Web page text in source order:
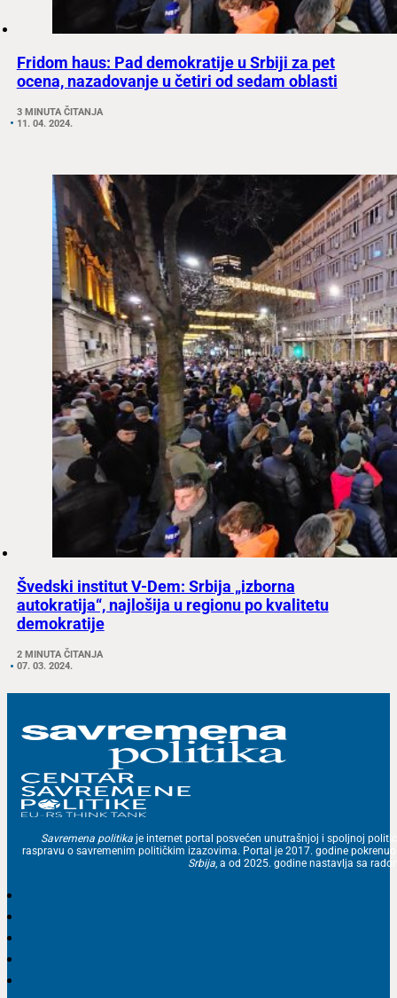
Fridom haus: Pad demokratije u Srbiji za pet
ocena, nazadovanje u četiri od sedam oblasti
3 MINUTA ČITANJA
11. 04. 2024.
Švedski institut V-Dem: Srbija „izborna
autokratija“, najlošija u regionu po kvalitetu
demokratije
2 MINUTA ČITANJA
07. 03. 2024.
Savremena politika je internet portal posvećen unutrašnjoj i spoljnoj
raspravu o savremenim političkim izazovima. Portal je 2017. godine
Srbija , a od 2025. godine nastavlja sa